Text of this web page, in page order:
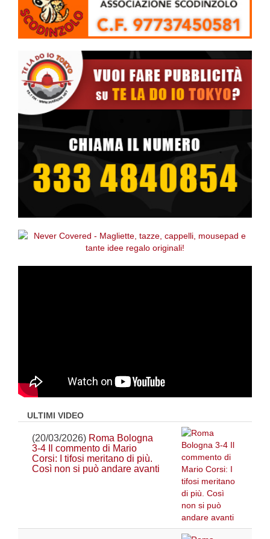
ULTIMI VIDEO
(20/03/2026) Roma Bologna
3-4 Il commento di Mario
Corsi: I tifosi meritano di più.
Così non si può andare avanti